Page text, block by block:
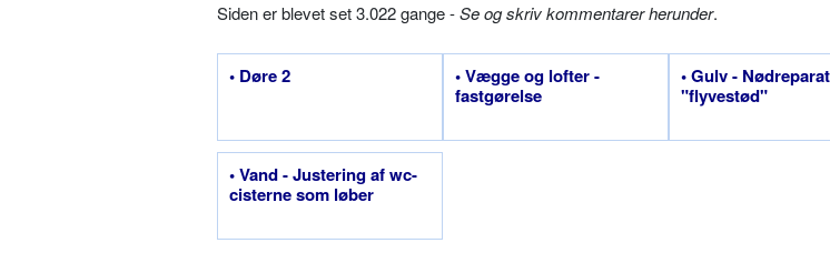
Siden er blevet set 3.022 gange -Se og skriv kommentarer herunder.
• Døre 2
• Vægge og lofter -
fastgørelse
• Gulv -
"flyvestød"
• Vand - Justering af wc-
cisterne som løber